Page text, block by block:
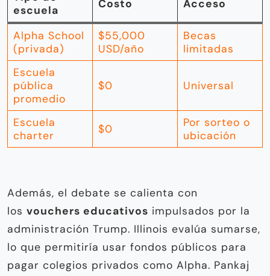
escuela
Costo Acceso
Alpha School
(privada)
$55,000
USD/año
Becas
limitadas
Escuela
pública
promedio
$0 Universal
Escuela
charter
$0
Por sorteo o
ubicación
Además, el debate se calienta con
los vouchers educativos impulsados por la
administración Trump. Illinois evalúa sumarse,
lo que permitiría usar fondos públicos para
pagar colegios privados como Alpha. Pankaj